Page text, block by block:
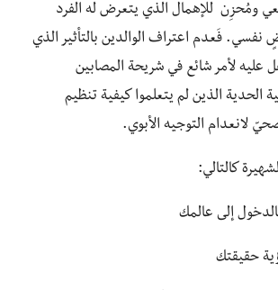
ومُحزِن للإهمال الذي يتعرض له الفرد
نفسي. فَعدم اعتراف الوالدين بالتأثير الذي
عليه لأمر شائع في شريحة المصابين
الذين لم يتعلموا كيفية تنظيم
لانعدام التوجيه الأبوي.
كالتالي:
إلى عالمك
حقيقتك